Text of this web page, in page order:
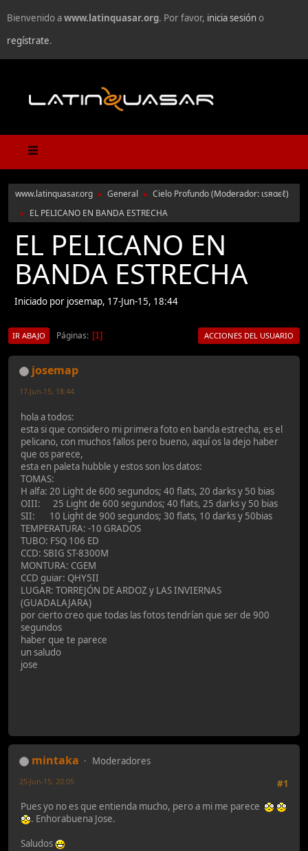
Bienvenido awww.latinquasar.org. Por favor, inicia sesióno
regístrate.
www.latinquasar.org ► General ► Cielo Profundo(Moderador: ιѕяαєℓ)
► EL PELICANO EN BANDA ESTRECHA
EL PELICANO EN
BANDA ESTRECHA
Iniciado por josemap, 17-Jun-15, 18:44
IR ABAJO Páginas 1 ACCIONES DEL USUARIO
josemap
17-Jun-15, 18:44
hola a todos:
esta si que considero mi primera foto en banda estrecha, es el
pelicano, con muchos fallos pero bueno, aquí os la dejo haber
que os parece,
esta en paleta hubble y estos son los datos:
TOMAS:
H alfa: 20 Light de 600 segundos; 40 flats, 20 darks y 50 bias
OIII: 25 Light de 600 segundos; 40 flats, 25 darks y 50 bias
SII: 10 Light de 900 segundos; 30 flats, 10 darks y 50bias
TEMPERATURA: -10 GRADOS
TUBO: FSQ 106 ED
CCD: SBIG ST-8300M
MONTURA: CGEM
CCD guiar: QHY5II
LUGAR: TORREJÓN DE ARDOZ y LAS INVIERNAS
(GUADALAJARA)
por cierto creo que todas las fotos tendrían que ser de 900
segundos
haber que te parece
un saludo
jose
mintaka
Moderadores
#1
25-Jun-15, 20:05
Pues yo no es que entienda mucho, pero a mi me parece
. Enhorabuena Jose.
Saludos